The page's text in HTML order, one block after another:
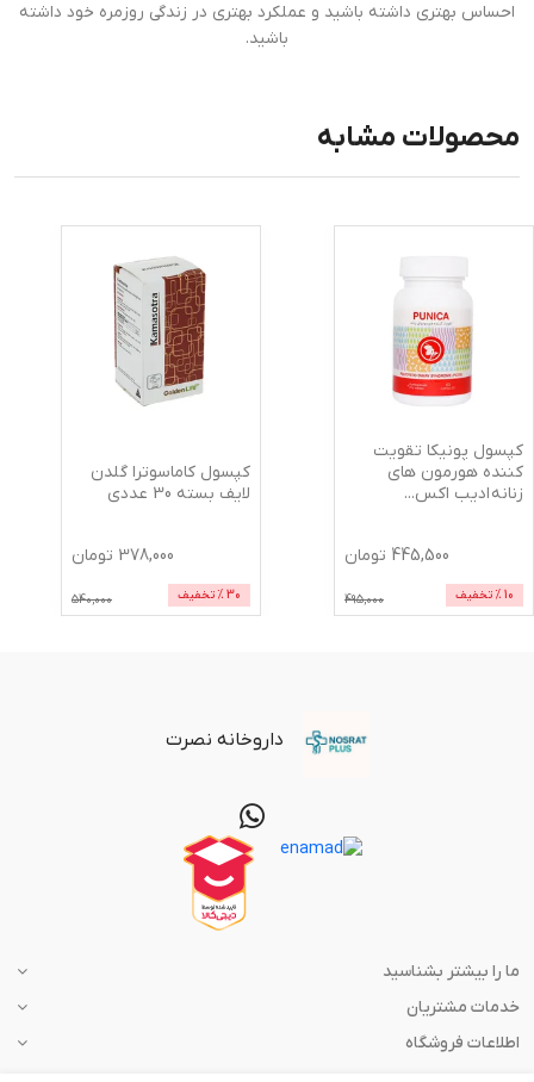
احساس بهتری داشته باشید و عملکرد بهتری در زندگی روزمره خود داشته
باشید.
محصولات مشابه
کپسول پونیکا تقویت
کننده هورمون های
زنانه ادیب اکس...
445,500 تومان
10 % تخفیف 495,000
کپسول کاماسوترا گلدن
لایف بسته 30 عددی
378,000 تومان
30 % تخفیف 540,000
داروخانه نصرت
ما را بیشتر بشناسید
خدمات مشتریان
اطلاعات فروشگاه